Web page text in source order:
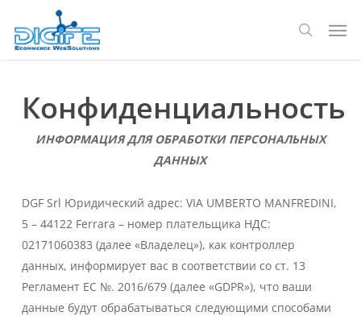
основному
поиск
Конфиденциальность
ИНФОРМАЦИЯ ДЛЯ ОБРАБОТКИ ПЕРСОНАЛЬНЫХ
ДАННЫХ
DGF Srl Юридический адрес: VIA UMBERTO MANFREDINI,
5 – 44122 Ferrara – номер плательщика НДС:
02171060383 (далее «Владелец»), как контроллер
данных, информирует вас в соответствии со ст. 13
Регламент ЕС №. 2016/679 (далее «GDPR»), что ваши
данные будут обрабатываться следующими способами